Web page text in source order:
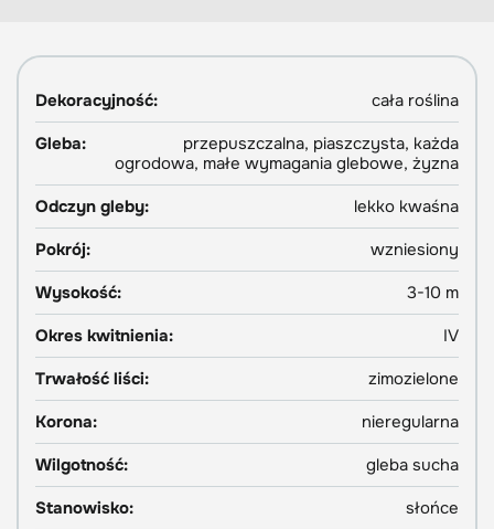
Dekoracyjność:
cała roślina
Gleba:
przepuszczalna, piaszczysta, każda
ogrodowa, małe wymagania glebowe, żyzna
Odczyn gleby:
lekko kwaśna
Pokrój:
wzniesiony
Wysokość:
3-10 m
Okres kwitnienia:
IV
Trwałość liści:
zimozielone
Korona:
nieregularna
Wilgotność:
gleba sucha
Stanowisko:
słońce